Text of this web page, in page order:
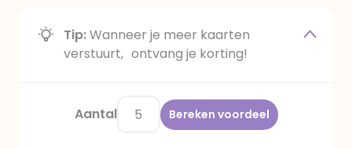
Tip:Wanneer je meer kaarten
verstuurt, ontvang je korting!
Aantal Bereken voordeel